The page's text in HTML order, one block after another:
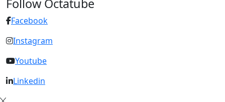
Follow Octatube
Facebook
Instagram
Youtube
Linkedin